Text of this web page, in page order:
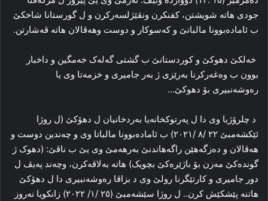
جودی هاتە شویشتن، کفنکرن ونڤێژلسەرکرن و ل گورستانا شاخکێ
ب ئامادەبوونا مالباتێ و کەسوکار و دوست وهەڤالان هاتە ڤەشارتن.
خەلکێ دهوکێ و کوردستانێ ب گشتی گەلەک خەمگین و داخبار
بوون ب وەغەرکرنا بەرێزی ژ بەر جامیری و خزمەتا وی یا
رەوشەنبیری بۆ دهوکێ…
د چلرۆژیا وی دا ل پەرتوکخانەیا بەردخانیان ل دهۆکێ (ل روژا
ئێکشەمبێ ٢٢ /٨ /٢٠٢١) ب ئامادەبوونا مالباتا وی و چەندین دوست و
هەڤالان و دەزگەهێن راگەهاندنێ بەرهەمێ وی یێ ب ناڤێ: (دهوک ژ
گوندەکێ مەزن بۆ باژێرەکێ بچویک) هاتە بەلاڤەکرن، وچەند پەیڤ ل
دور جامیری و کارتێگرنا رولێ وی د بزاڤا رەوشەنبیری دا ل دهۆکێ
هاتنە پێشکێش کرن.. ل روژا سێشەمبێ (٢٥ /١/ ٢٠٢٢) زانکویا نەروز